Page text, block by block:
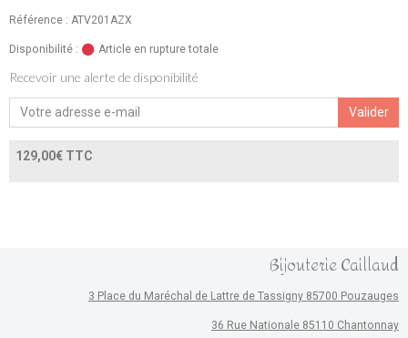
Référence : ATV201AZX
Disponibilité : Article en rupture totale
Recevoir une alerte de disponibilité
Valider
129,00€ TTC
Bijouterie Caillaud
3 Place du Maréchal de Lattre de Tassigny 85700 Pouzauges
36 Rue Nationale 85110 Chantonnay